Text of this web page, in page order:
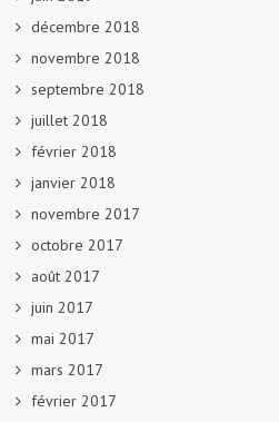
décembre 2018
novembre 2018
septembre 2018
juillet 2018
février 2018
janvier 2018
novembre 2017
octobre 2017
août 2017
juin 2017
mai 2017
mars 2017
février 2017